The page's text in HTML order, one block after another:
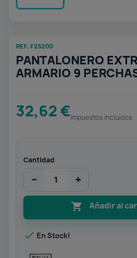
REF. F25200
PANTALONERO
ARMARIO 9
32,62 €Impuestos incluidos
Cantidad
− +
 Añadir al
 En Stock!